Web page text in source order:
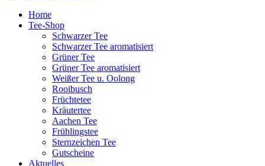
Home
Tee-Shop
Schwarzer Tee
Schwarzer Tee aromatisiert
Grüner Tee
Grüner Tee aromatisiert
Weißer Tee u. Oolong
Rooibusch
Früchtetee
Kräutertee
Aachen Tee
Frühlingstee
Sternzeichen Tee
Gutscheine
Aktuelles